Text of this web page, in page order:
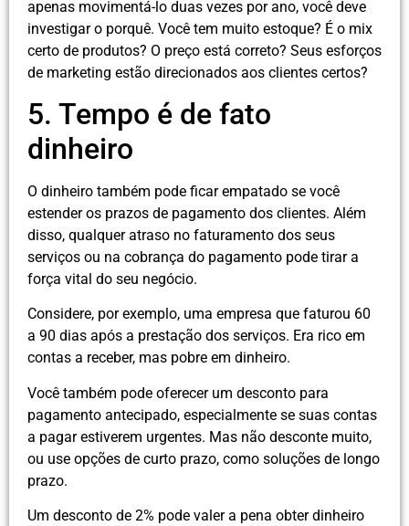
apenas movimentá-lo duas vezes por ano, você deve
investigar o porquê. Você tem muito estoque? É o mix
certo de produtos? O preço está correto? Seus esforços
de marketing estão direcionados aos clientes certos?
5. Tempo é de fato
dinheiro
O dinheiro também pode ficar empatado se você
estender os prazos de pagamento dos clientes. Além
disso, qualquer atraso no faturamento dos seus
serviços ou na cobrança do pagamento pode tirar a
força vital do seu negócio.
Considere, por exemplo, uma empresa que faturou 60
a 90 dias após a prestação dos serviços. Era rico em
contas a receber, mas pobre em dinheiro.
Você também pode oferecer um desconto para
pagamento antecipado, especialmente se suas contas
a pagar estiverem urgentes. Mas não desconte muito,
ou use opções de curto prazo, como soluções de longo
prazo.
Um desconto de 2% pode valer a pena obter dinheiro